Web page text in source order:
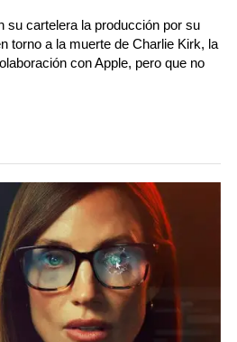
su cartelera la producción por su
torno a la muerte de Charlie Kirk, la
con Apple, pero que no